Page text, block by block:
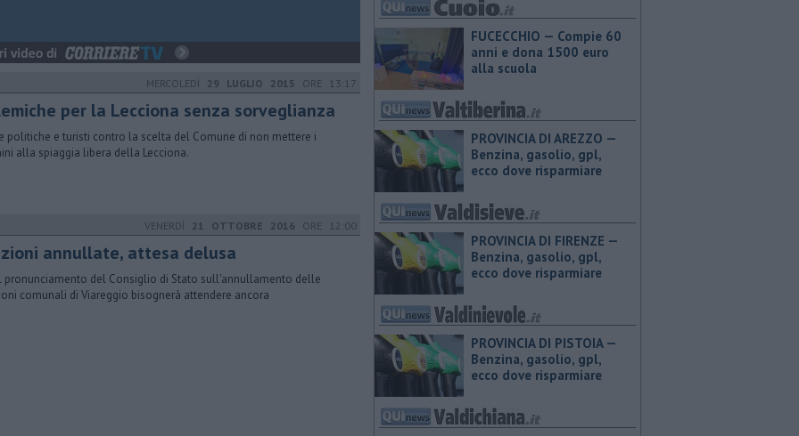
MERCOLEDÌ 29 LUGLIO 2015 ORE 13:17
per la Lecciona senza sorveglianza
politiche e turisti contro la scelta del Comune di non mettere i
alla spiaggia libera della Lecciona.
VENERDÌ 21 OTTOBRE 2016 ORE 12:00
annullate, attesa delusa
pronunciamento del Consiglio di Stato sull'annullamento delle
comunali di Viareggio bisognerà attendere ancora
FUCECCHIO — Compie 60
anni e dona 1500 euro
alla scuola
PROVINCIA DI AREZZO — ​
Benzina, gasolio, gpl,
ecco dove risparmiare
PROVINCIA DI FIRENZE — ​
Benzina, gasolio, gpl,
ecco dove risparmiare
PROVINCIA DI PISTOIA — ​
Benzina, gasolio, gpl,
ecco dove risparmiare